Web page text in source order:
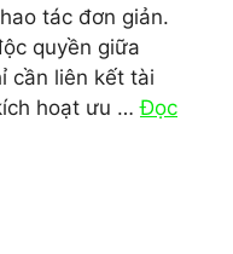
tác đơn giản.
quyền giữa
cần liên kết tài
hoạt ưu …Đọc